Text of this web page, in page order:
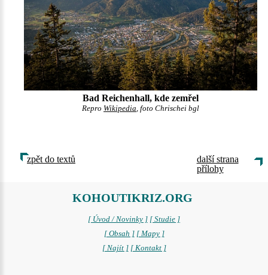
Bad Reichenhall, kde zemřel
Repro Wikipedia , foto Chrischei bgl
zpět do textů
další strana
přílohy
KOHOUTIKRIZ.ORG
[ Úvod / Novinky ] [ Studie ]
[ Obsah ] [ Mapy ]
[ Najít ] [ Kontakt ]